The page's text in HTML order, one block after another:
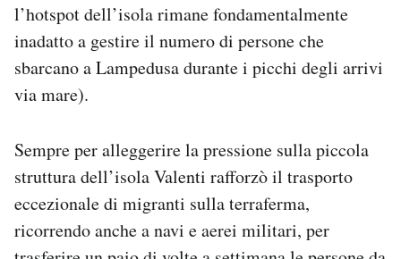
l’hotspot dell’isola rimane fondamentalmente
inadatto a gestire il numero di persone che
sbarcano a Lampedusa durante i picchi degli arrivi
via mare).
Sempre per alleggerire la pressione sulla piccola
struttura dell’isola Valenti rafforzò il trasporto
eccezionale di migranti sulla terraferma,
ricorrendo anche a navi e aerei militari, per